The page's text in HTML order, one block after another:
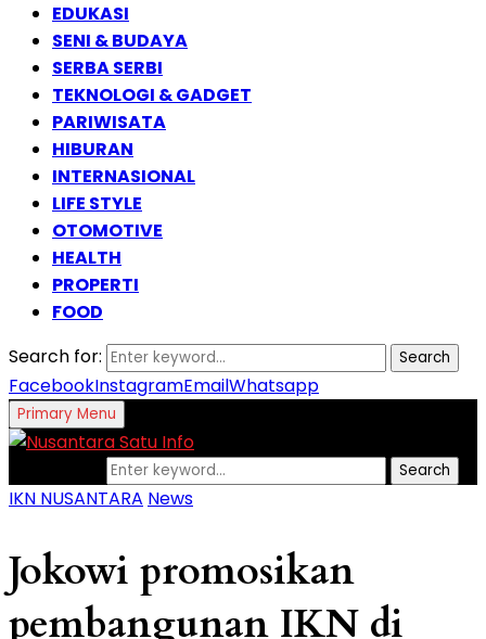
EDUKASI
SENI & BUDAYA
SERBA SERBI
TEKNOLOGI & GADGET
PARIWISATA
HIBURAN
INTERNASIONAL
LIFE STYLE
OTOMOTIVE
HEALTH
PROPERTI
FOOD
Search for:
Search
FacebookInstagramEmailWhatsapp
Primary Menu
Search
IKN NUSANTARA News
Jokowi promosikan
pembangunan IKN di